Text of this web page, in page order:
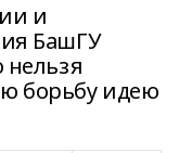
и
БашГУ
нельзя
борьбу идею